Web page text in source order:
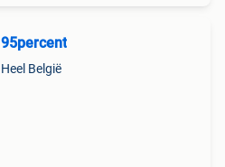
95percent
Heel België